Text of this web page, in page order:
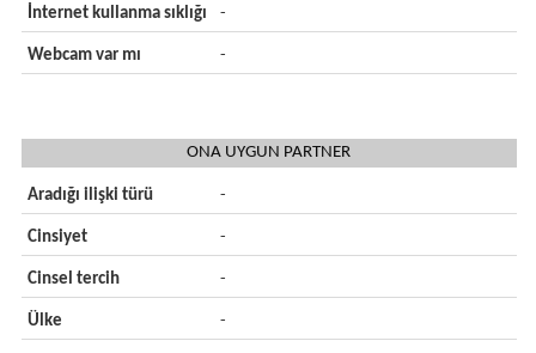
İnternet kullanma sıklığı -
Webcam var mı -
ONA UYGUN PARTNER
Aradığı ilişki türü -
Cinsiyet -
Cinsel tercih -
Ülke -